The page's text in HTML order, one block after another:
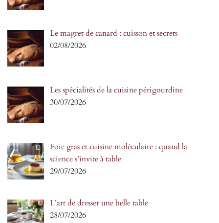
Le magret de canard : cuisson et secrets
02/08/2026
Les spécialités de la cuisine périgourdine
30/07/2026
Foie gras et cuisine moléculaire : quand la
science s’invite à table
29/07/2026
L’art de dresser une belle table
28/07/2026